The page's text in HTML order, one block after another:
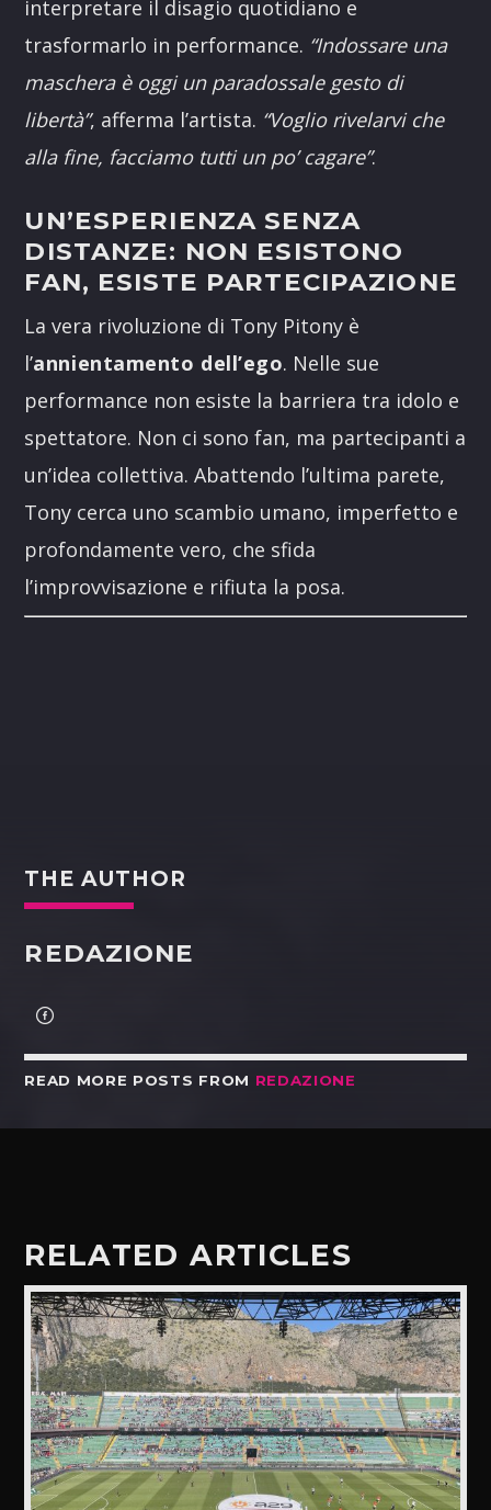
interpretare il disagio quotidiano e
trasformarlo in performance. “Indossare una
maschera è oggi un paradossale gesto di
libertà”, afferma l’artista. “Voglio rivelarvi che
alla fine, facciamo tutti un po’ cagare”.
UN’ESPERIENZA SENZA
DISTANZE: NON ESISTONO
FAN, ESISTE PARTECIPAZIONE
La vera rivoluzione di Tony Pitony è
l’annientamento dell’ego. Nelle sue
performance non esiste la barriera tra idolo e
spettatore. Non ci sono fan, ma partecipanti a
un’idea collettiva. Abattendo l’ultima parete,
Tony cerca uno scambio umano, imperfetto e
profondamente vero, che sfida
l’improvvisazione e rifiuta la posa.
THE AUTHOR
REDAZIONE
READ MORE POSTS FROM REDAZIONE
RELATED ARTICLES